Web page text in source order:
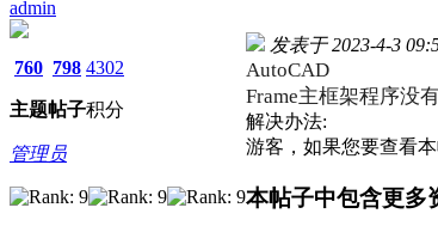
admin
760
主题
798
帖子
4302
积分
管理员
发表于 2023-4-3
AutoCAD
Frame主框架程序没
解决办法:
游客，如果您要查看
本帖子中包含更多